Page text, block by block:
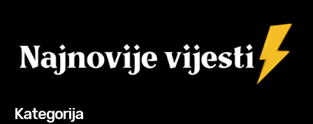
Kategorija